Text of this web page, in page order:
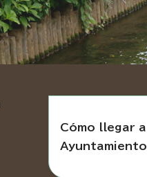
Cómo llegar al
Ayuntamiento